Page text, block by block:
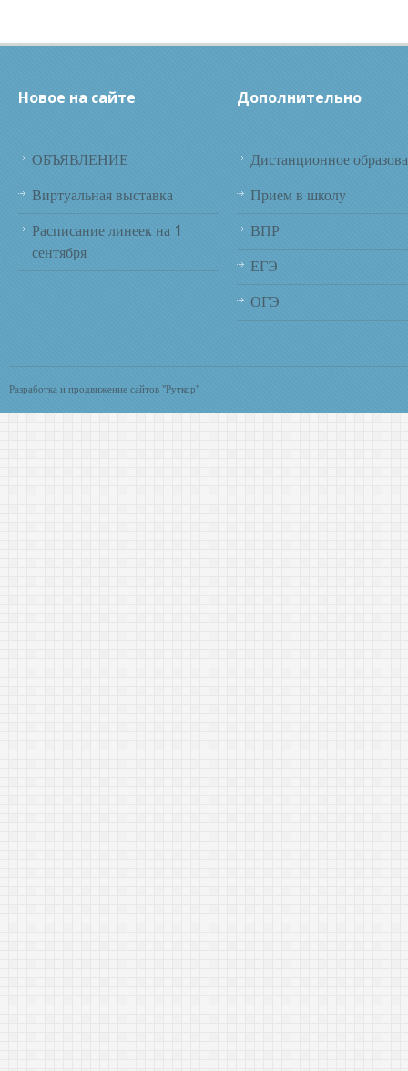
Новое на сайте
ОБЪЯВЛЕНИЕ
Виртуальная выставка
Расписание линеек на 1
сентября
Дополнительно
Дистанционное
Прием в школу
ВПР
ЕГЭ
ОГЭ
Разработка и продвижение сайтов "Руткор"